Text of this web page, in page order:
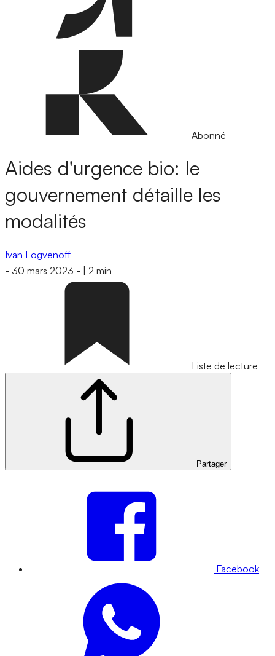
Abonné
Aides d'urgence bio: le
gouvernement détaille les
modalités
Ivan Logvenoff
- 30 mars 2023 - 2 min
Liste de lecture
Partager
Facebook